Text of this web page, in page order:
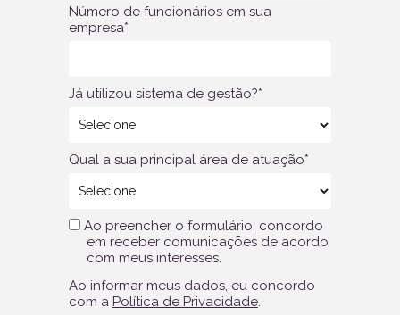
Número de funcionários em sua
empresa*
Já utilizou sistema de gestão?*
Qual a sua principal área de atuação*
Ao preencher o formulário, concordo
em receber comunicações de acordo
com meus interesses.
Ao informar meus dados, eu concordo
com a Política de Privacidade.